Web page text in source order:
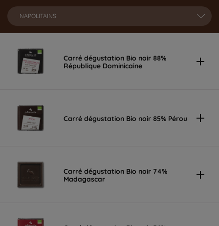
NAPOLITAINS
Carré dégustation Bio noir 88%
République Dominicaine
Carré dégustation Bio noir 85% Pérou
Carré dégustation Bio noir 74%
Madagascar